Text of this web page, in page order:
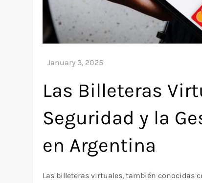
Las Billeteras
Seguridad y la
en Argentina
Las billeteras virtuales, también conocidas